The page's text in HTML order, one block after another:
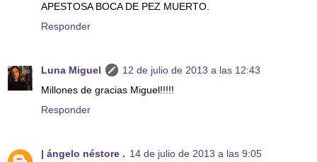
APESTOSA BOCA DE PEZ MUERTO.
Responder
Luna Miguel
12 de julio de 2013 a las 12:43
Millones de gracias Miguel!!!!!
Responder
| ángelo néstore . 14 de julio de 2013 a las 9:05